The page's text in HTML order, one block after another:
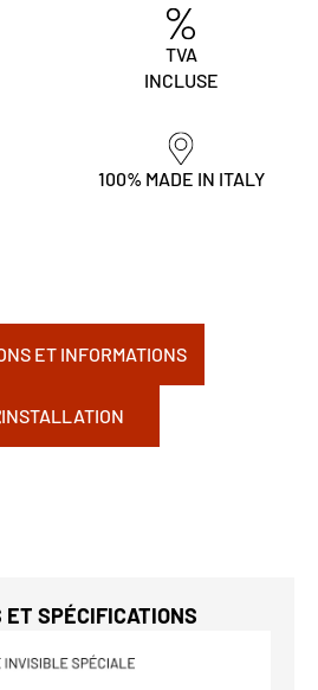
TVA
INCLUSE
100% MADE IN ITALY
ET INFORMATIONS
INSTALLATION
ET SPÉCIFICATIONS